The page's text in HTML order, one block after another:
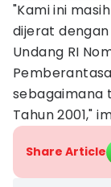
"Kami ini
dijerat dengan
Undang RI
sebagaimana
Tahun 2001,"
Share Article